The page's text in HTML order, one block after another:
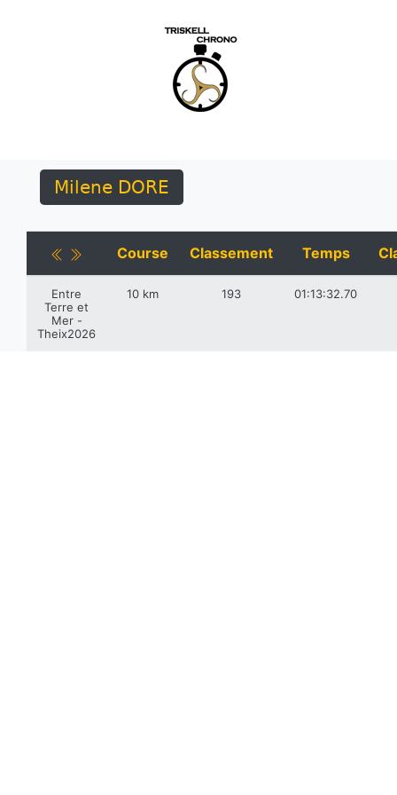
Milene DORE
Course Classement Temps
Entre
Terre et
Mer -
Theix2026
10 km 193 01:13:32.70